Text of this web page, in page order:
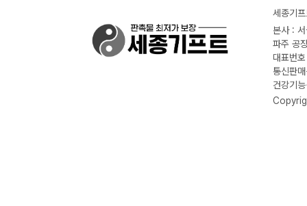
세종기
본사 :
파주 공
대표번
통신판
건강기